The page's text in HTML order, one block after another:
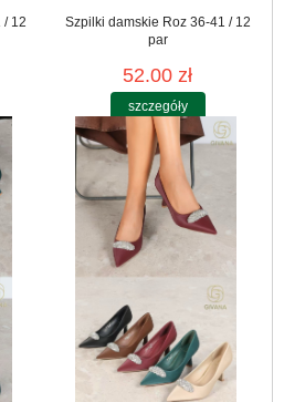
/ 12
Szpilki damskie Roz 36-41 / 12
par
52.00 zł
szczegóły